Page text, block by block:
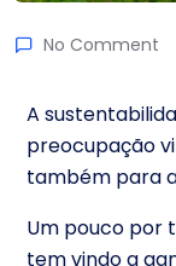
No Comment
A
preocupação
também para
Um pouco por
tem vindo a